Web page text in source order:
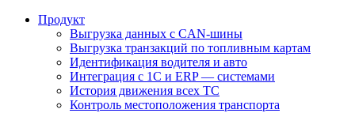
Продукт
Выгрузка данных с CAN-шины
Выгрузка транзакций по топливным картам
Идентификация водителя и авто
Интеграция с 1С и ERP — системами
История движения всех ТС
Контроль местоположения транспорта